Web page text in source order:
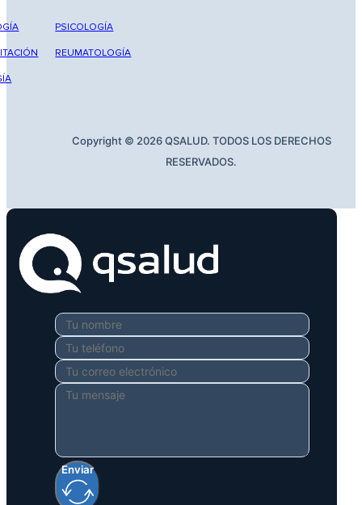
PSICOLOGÍA
REUMATOLOGÍA
Copyright © 2026 QSALUD. TODOS LOS DERECHOS
RESERVADOS.
Enviar